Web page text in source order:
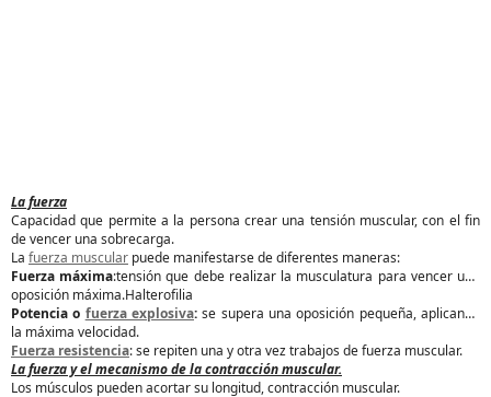
La fuerza
Capacidad que permite a la persona crear una tensión muscular, con el fin
de vencer una sobrecarga.
La fuerza muscular puede manifestarse de diferentes maneras:
Fuerza máxima:tensión que debe realizar la musculatura para vencer una
oposición máxima.Halterofilia
Potencia o fuerza explosiva: se supera una oposición pequeña, aplicando
la máxima velocidad.
Fuerza resistencia: se repiten una y otra vez trabajos de fuerza muscular.
La fuerza y el mecanismo de la contracción muscular.
Los músculos pueden acortar su longitud, contracción muscular.